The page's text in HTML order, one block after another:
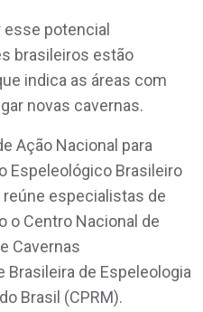
esse potencial
brasileiros estão
indica as áreas com
novas cavernas.
Ação Nacional para
Espeleológico Brasileiro
reúne especialistas de
o Centro Nacional de
Cavernas
Brasileira de Espeleologia
Brasil (CPRM).